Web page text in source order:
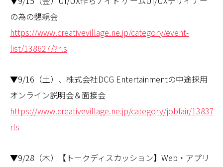
の為の懇親会
https://www.creativevillage.ne.jp/category/event-
list/138627/?rls
▼9/16（土）、株式会社DCG Entertainmentの中途採用
オンライン説明会＆面接会
https://www.creativevillage.ne.jp/category/jobfair/138371/
rls
▼9/28（木）【トークディスカッション】Web・アプリ